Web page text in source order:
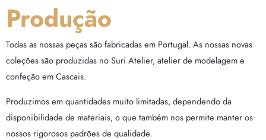
Produção
Todas as nossas peças são fabricadas em Portugal. As nossas novas
coleções são produzidas no Suri Atelier, atelier de modelagem e
confeção em Cascais.
Produzimos em quantidades muito limitadas, dependendo da
disponibilidade de materiais, o que também nos permite manter os
nossos rigorosos padrões de qualidade.